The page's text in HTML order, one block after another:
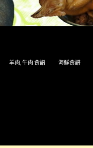
羊肉, 牛肉 食譜 海鮮食譜